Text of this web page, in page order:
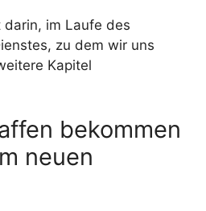
im Laufe des
zu dem wir uns
Kapitel
bekommen
neuen